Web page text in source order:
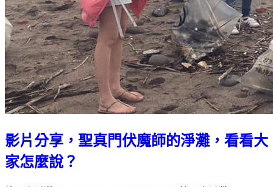
影片分享，聖真門伏魔師的淨灘，看看大
家怎麼說？